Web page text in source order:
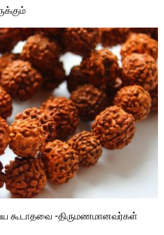
கூடாதவை -திருமணமானவர்கள்